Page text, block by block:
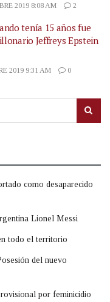
2019 8:08 AM
2
tenía 15 años fue
Jeffreys Epstein
2019 9:31 AM
0
como desaparecido
Lionel Messi
todo el territorio
del nuevo
por feminicidio